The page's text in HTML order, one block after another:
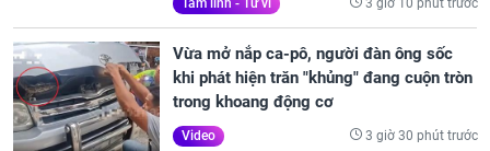
Tâm linh - Tử vi
Vừa mở nắp ca-pô, người đàn ông sốc
khi phát hiện trăn "khủng" đang cuộn tròn
trong khoang động cơ
Video 3 giờ 30 phút trước